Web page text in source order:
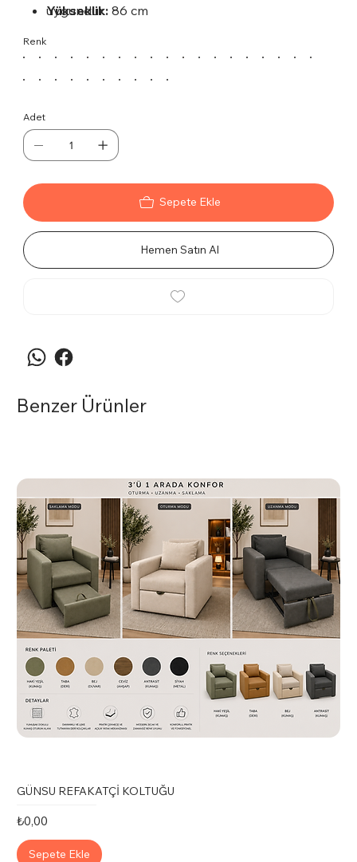
uygundur.
Yükseklik: 86 cm
Renk
Adet
Sepete Ekle
Hemen Satın Al
Benzer Ürünler
GÜNSU REFAKATÇİ KOLTUĞU
Fiyat
₺0,00
Sepete Ekle